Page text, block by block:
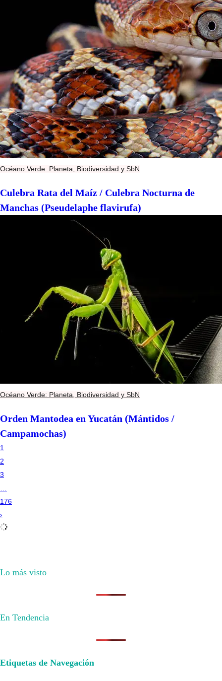
Océano Verde: Planeta, Biodiversidad y SbN
Culebra Rata del Maíz / Culebra Nocturna de
Manchas (Pseudelaphe flavirufa)
Océano Verde: Planeta, Biodiversidad y SbN
Orden Mantodea en Yucatán (Mántidos /
Campamochas)
1
2
3
176
›
Lo más visto
En Tendencia
Etiquetas de Navegación